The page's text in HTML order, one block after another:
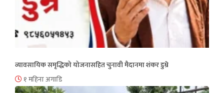
व्यावसायिक समृद्धिको योजनासहित चुनावी मैदानमा शंकर डुम्रे
१ महिना अगाडि